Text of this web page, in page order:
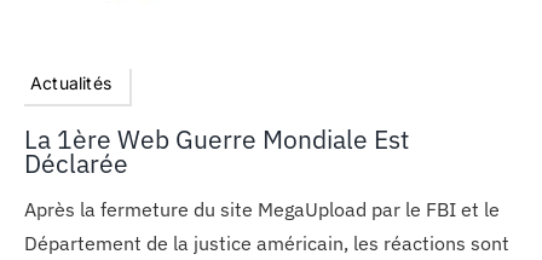
Actualités
La 1ère Web Guerre Mondiale Est
Déclarée
Après la fermeture du site MegaUpload par le FBI et le
Département de la justice américain, les réactions sont